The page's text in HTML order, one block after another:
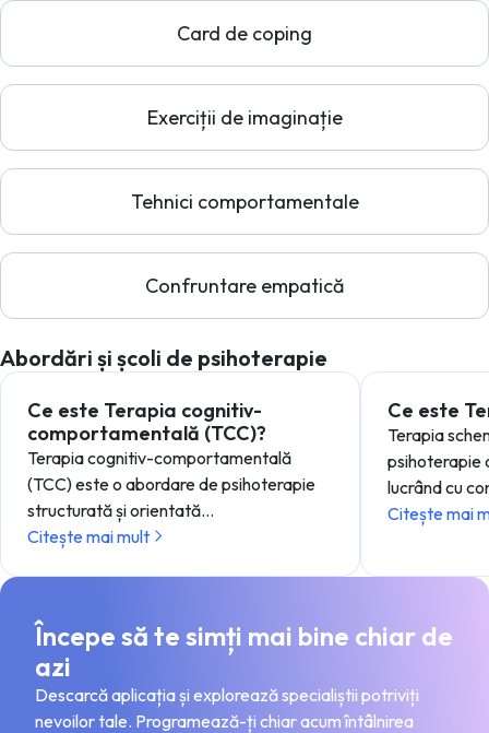
Card de coping
Exerciții de imaginație
Tehnici comportamentale
Confruntare empatică
Abordări și școli de psihoterapie
Ce este Terapia cognitiv-
comportamentală (TCC)?
Terapia cognitiv-comportamentală
(TCC) este o abordare de psihoterapie
structurată și orientată…
Citește mai mult
Ce este
Terapia
psihoterapie
lucrând cu
Citește mai
Începe să te simți mai bine chiar de
azi
Descarcă aplicația și explorează specialiștii potriviți
nevoilor tale. Programează-ți chiar acum întâlnirea